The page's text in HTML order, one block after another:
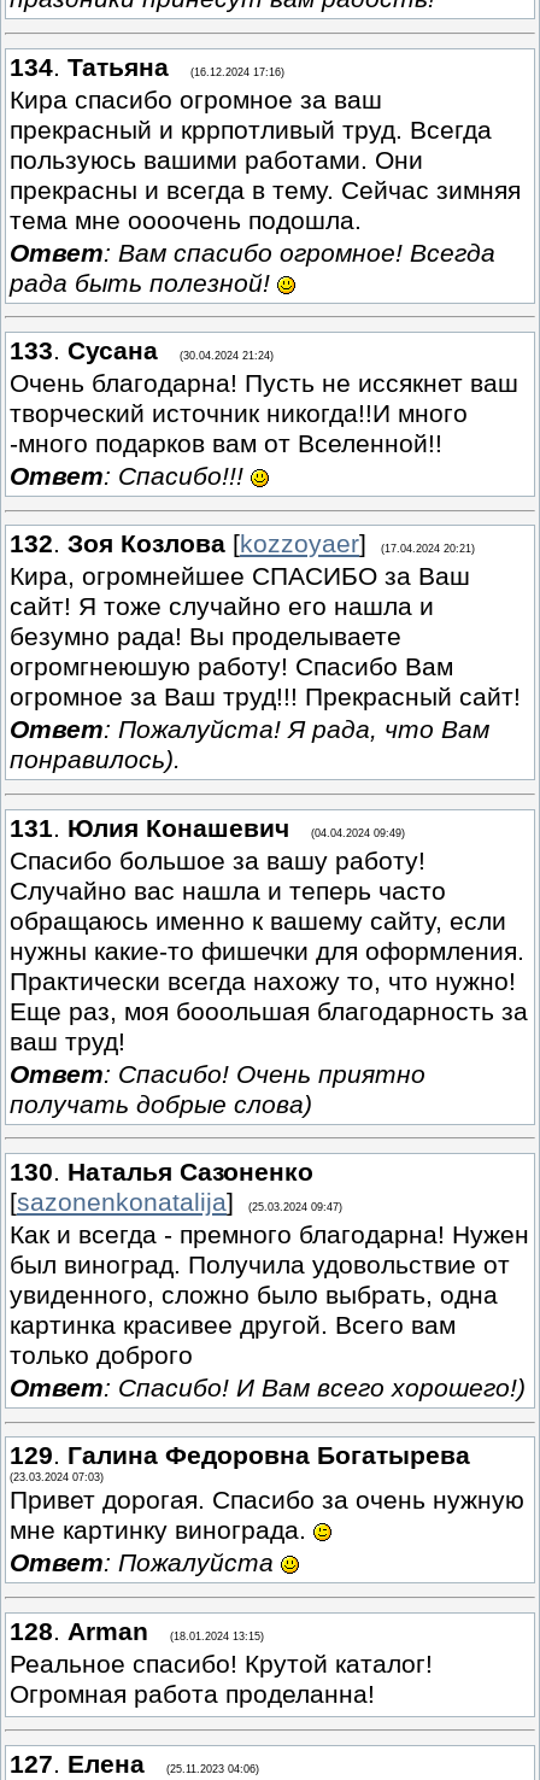
134. Татьяна (16.12.2024 17:16)
Кира спасибо огромное за ваш
прекрасный и кррпотливый труд. Всегда
пользуюсь вашими работами. Они
прекрасны и всегда в тему. Сейчас зимняя
тема мне оооочень подошла.
Ответ: Вам спасибо огромное! Всегда
рада быть полезной!
133. Сусана (30.04.2024 21:24)
Очень благодарна! Пусть не иссякнет ваш
творческий источник никогда!!И много
-много подарков вам от Вселенной!!
Ответ: Спасибо!!!
132. Зоя Козлова [kozzoyaer] (17.04.2024 20:21)
Кира, огромнейшее СПАСИБО за Ваш
сайт! Я тоже случайно его нашла и
безумно рада! Вы проделываете
огромгнеюшую работу! Спасибо Вам
огромное за Ваш труд!!! Прекрасный сайт!
Ответ: Пожалуйста! Я рада, что Вам
понравилось).
131. Юлия Конашевич (04.04.2024 09:49)
Спасибо большое за вашу работу!
Случайно вас нашла и теперь часто
обращаюсь именно к вашему сайту, если
нужны какие-то фишечки для оформления.
Практически всегда нахожу то, что нужно!
Еще раз, моя бооольшая благодарность за
ваш труд!
Ответ: Спасибо! Очень приятно
получать добрые слова)
130. Наталья Сазоненко
[sazonenkonatalija] (25.03.2024 09:47)
Как и всегда - премного благодарна! Нужен
был виноград. Получила удовольствие от
увиденного, сложно было выбрать, одна
картинка красивее другой. Всего вам
только доброго
Ответ: Спасибо! И Вам всего хорошего!)
129. Галина Федоровна Богатырева
(23.03.2024 07:03)
Привет дорогая. Спасибо за очень нужную
мне картинку винограда.
Ответ: Пожалуйста
128. Arman (18.01.2024 13:15)
Реальное спасибо! Крутой каталог!
Огромная работа проделанна!
127. Елена (25.11.2023 04:06)